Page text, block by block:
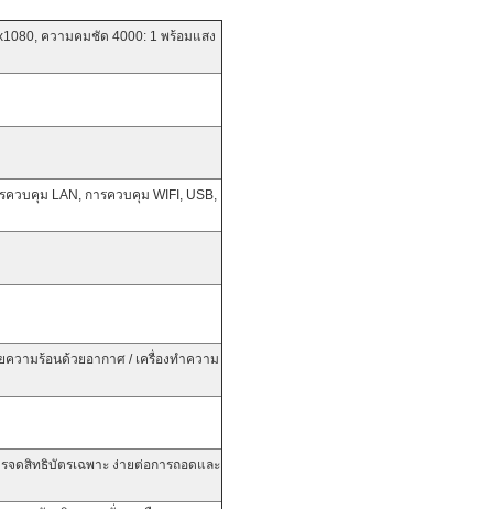
ความคมชัด 4000: 1 พร้อมแสง
ควบคุม LAN, การควบคุม WIFI, USB,
ความร้อนด้วยอากาศ / เครื่องทำความ
ดสิทธิบัตรเฉพาะ ง่ายต่อการถอดและ